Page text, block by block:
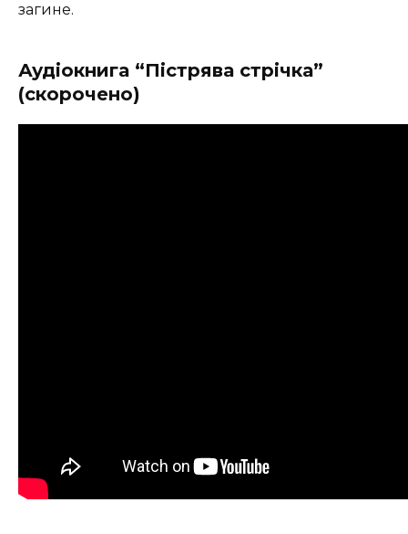
загине.
Аудіокнига “Пістрява стрічка”
(скорочено)